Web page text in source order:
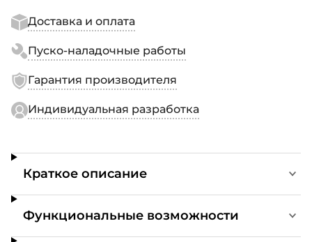
Доставка и оплата
Пуско-наладочные работы
Гарантия производителя
Индивидуальная разработка
Краткое описание
Функциональные возможности